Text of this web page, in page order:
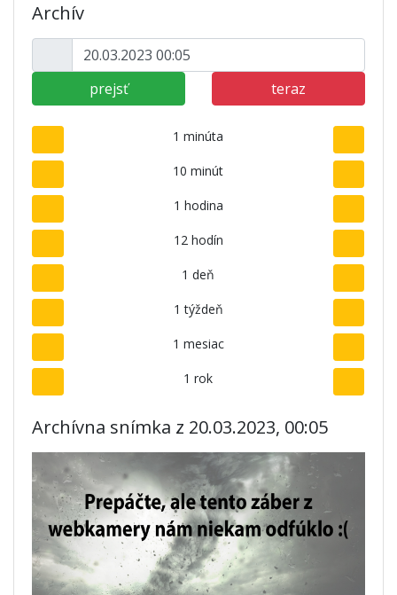
Archív
prejsť teraz
1 minúta
10 minút
1 hodina
12 hodín
1 deň
1 týždeň
1 mesiac
1 rok
Archívna snímka z 20.03.2023, 00:05